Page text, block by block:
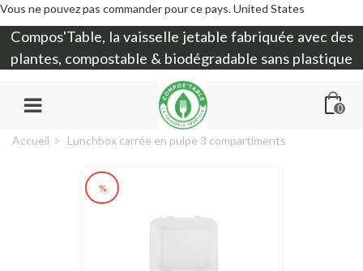
Vous ne pouvez pas commander pour ce pays.United States
Compos'Table, la vaisselle jetable fabriquée avec des
plantes, compostable & biodégradable sans plastique
0
Accueil > Lunchbox carrée en pulpe 3 compartiments
%